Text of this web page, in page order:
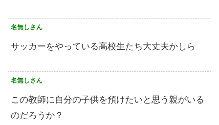
名無しさん
サッカーをやっている高校生たち大丈夫かしら
名無しさん
この教師に自分の子供を預けたいと思う親がいる
のだろうか？